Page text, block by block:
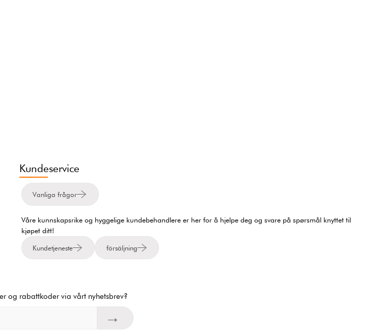
Kundeservice
Vanliga frågor
Våre kunnskapsrike og hyggelige kundebehandlere er her for å hjelpe deg og svare på spørsmål knyttet til
kjøpet ditt!
Kundetjeneste försäljning
og rabattkoder via vårt nyhetsbrev?